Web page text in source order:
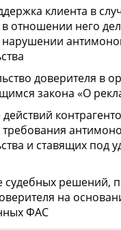
клиента в
отношении него
доверителя в
закона «О
и ставящих под
решений,
на
ФАС